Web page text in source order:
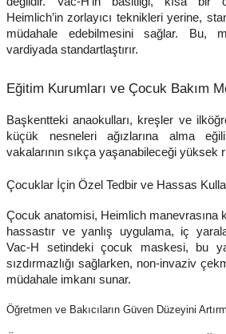
Heimlich’in zorlayıcı teknikleri yerine,
müdahale edebilmesini sağlar. Bu,
vardiyada standartlaştırır.
Eğitim Kurumları ve Çocuk Bakım
Başkentteki anaokulları, kreşler ve
küçük nesneleri ağızlarına alma
vakalarının sıkça yaşanabileceği yüksek
Çocuklar İçin Özel Tedbir ve Hassas
Çocuk anatomisi, Heimlich manevrasına
hassastır ve yanlış uygulama, iç
Vac-H setindeki çocuk maskesi, bu
sızdırmazlığı sağlarken, non-invaziv
müdahale imkanı sunar.
Öğretmen ve Bakıcıların Güven Düzeyini